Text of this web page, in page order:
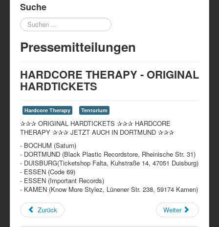
Suche
Suchen
...
Pressemitteilungen
HARDCORE THERAPY - ORIGINAL
HARDTICKETS
Hardcore Therapy Tentorium
✰✰✰ ORIGINAL HARDTICKETS ✰✰✰ HARDCORE
THERAPY ✰✰✰ JETZT AUCH IN DORTMUND ✰✰✰
- BOCHUM (Saturn)
- DORTMUND (Black Plastic Recordstore, Rheinische Str. 31)
- DUISBURG(Ticketshop Falta, Kuhstraße 14, 47051 Duisburg)
- ESSEN (Code 69)
- ESSEN (Important Records)
- KAMEN (Know More Stylez, Lünener Str. 238, 59174 Kamen)
Zurück Weiter